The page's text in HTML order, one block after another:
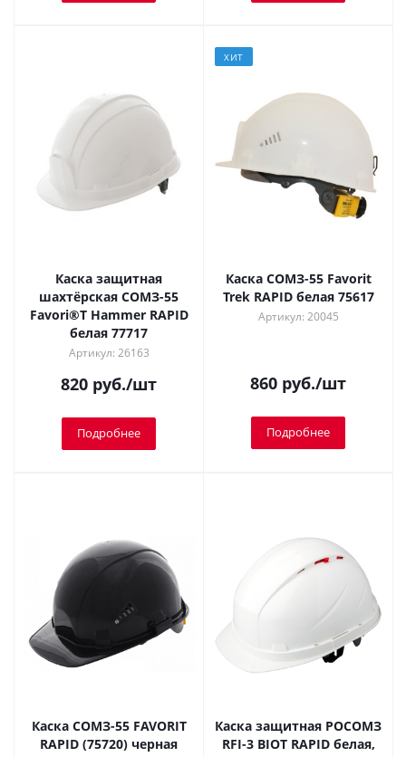
Каска защитная
шахтёрская СОМЗ-55
Favori®T Hammer RAPID
белая 77717
Артикул: 26163
820 руб./шт
Подробнее
ХИТ
Каска СОМЗ-55 Favorit
Trek RAPID белая 75617
Артикул: 20045
860 руб./шт
Подробнее
Каска СОМЗ-55 FAVORIT
RAPID (75720) черная
Каска защитная РОСОМЗ
RFI-3 BIOT RAPID белая,